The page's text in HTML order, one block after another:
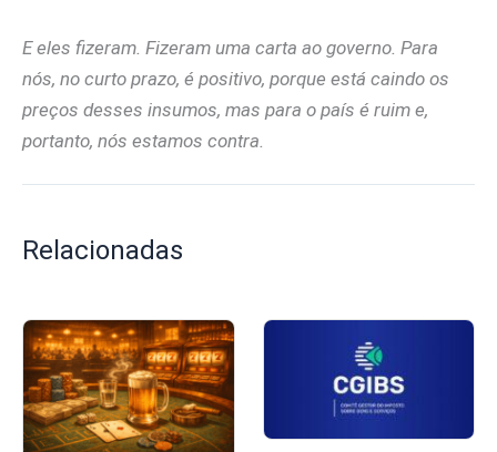
E eles fizeram. Fizeram uma carta ao governo. Para
nós, no curto prazo, é positivo, porque está caindo os
preços desses insumos, mas para o país é ruim e,
portanto, nós estamos contra.
Relacionadas